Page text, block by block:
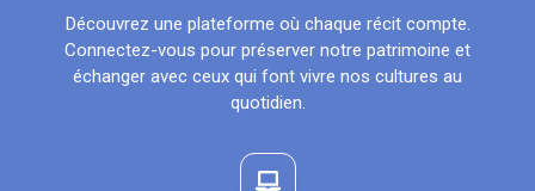
Découvrez une plateforme où chaque récit compte.
Connectez-vous pour préserver notre patrimoine et
échanger avec ceux qui font vivre nos cultures au
quotidien.